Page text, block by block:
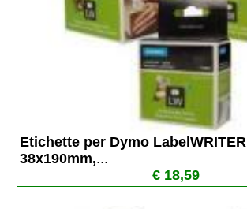
Etichette per Dymo LabelWRITER
38x190mm,...
€ 18,59